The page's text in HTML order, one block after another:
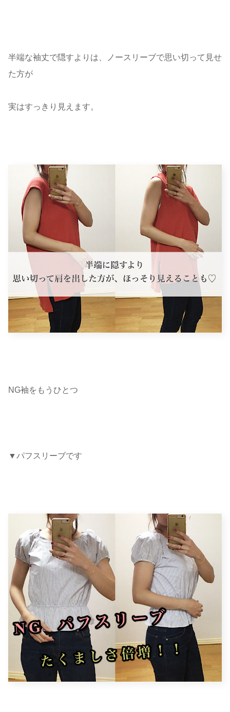
半端な袖丈で隠すよりは、ノースリーブで思い切って見せ
た方が
実はすっきり見えます。
NG袖をもうひとつ
▼パフスリーブです